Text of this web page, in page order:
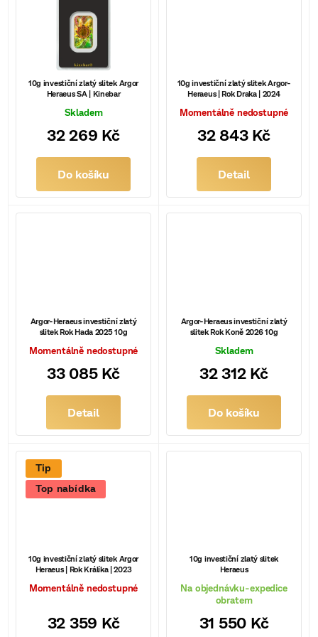
31,1 g
5 g
50 g
Switzerland
United Kingdom
10g investiční zlatý slitek Argor
Heraeus SA | Kinebar
Skladem
32 269 Kč
Do košíku
10g investiční zlatý slitek Argor-
Heraeus | Rok Draka | 2024
Momentálně nedostupné
32 843 Kč
Detail
Argor-Heraeus investiční zlatý
slitek Rok Hada 2025 10g
Momentálně nedostupné
33 085 Kč
Detail
Argor-Heraeus investiční zlatý
slitek Rok Koně 2026 10g
Skladem
32 312 Kč
Do košíku
Tip
Top nabídka
10g investiční zlatý slitek Argor
Heraeus | Rok Králíka | 2023
Momentálně nedostupné
32 359 Kč
10g investiční zlatý slitek
Heraeus
Na objednávku-expedice
obratem
31 550 Kč